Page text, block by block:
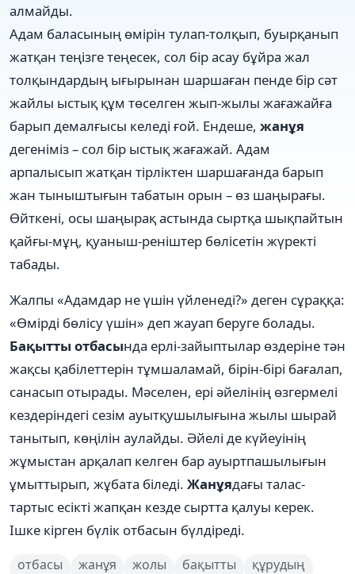
алмайды.
Адам баласының өмірін тулап-толқып, буырқанып
жатқан теңізге теңесек, сол бір асау бұйра жал
толқындардың ығырынан шаршаған пенде бір сәт
жайлы ыстық құм төселген жып-жылы жағажайға
барып демалғысы келеді ғой. Ендеше, жанұя
дегеніміз – сол бір ыстық жағажай. Адам
арпалысып жатқан тірліктен шаршағанда барып
жан тыныштығын табатын орын – өз шаңырағы.
Өйткені, осы шаңырақ астында сыртқа шықпайтын
қайғы-мұң, қуаныш-реніштер бөлісетін жүректі
табады.
Жалпы «Адамдар не үшін үйленеді?» деген сұраққа:
«Өмірді бөлісу үшін» деп жауап беруге болады.
Бақытты отбасында ерлі-зайыптылар өздеріне тән
жақсы қабілеттерін тұмшаламай, бірін-бірі бағалап,
санасып отырады. Мәселен, ері әйелінің өзгермелі
кездеріндегі сезім ауытқушылығына жылы шырай
танытып, көңілін аулайды. Әйелі де күйеуінің
жұмыстан арқалап келген бар ауыртпашылығын
ұмыттырып, жұбата біледі. Жанұядағы талас-
тартыс есікті жапқан кезде сыртта қалуы керек.
Ішке кірген бүлік отбасын бүлдіреді.
отбасы жанұя жолы бақытты
құрудың